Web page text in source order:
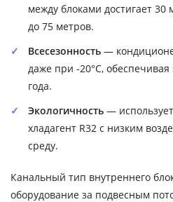
между блоками достигает
до 75 метров.
Всесезонность —
даже при -20°C,
года.
Экологичность —
хладагент R32 с низким
среду.
Канальный тип внутреннего
оборудование за подвесным